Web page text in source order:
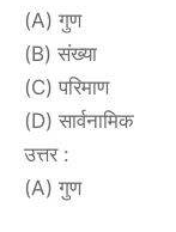
(A) गुण
(B) संख्या
(C) परिमाण
(D) सार्वनामिक
उत्तर :
(A) गुण